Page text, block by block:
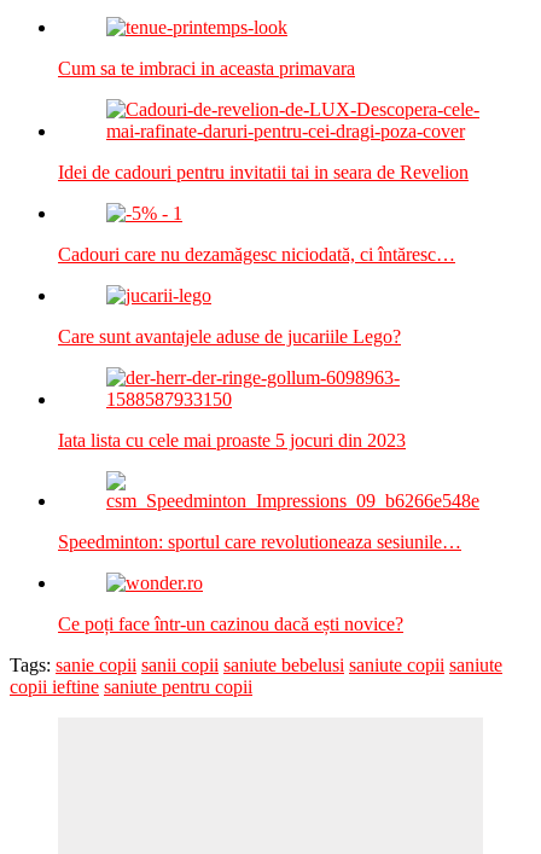
Cum sa te imbraci in aceasta primavara
Idei de cadouri pentru invitatii tai in seara de Revelion
Cadouri care nu dezamăgesc niciodată, ci întăresc…
Care sunt avantajele aduse de jucariile Lego?
Iata lista cu cele mai proaste 5 jocuri din 2023
Speedminton: sportul care revolutioneaza sesiunile…
Ce poți face într-un cazinou dacă ești novice?
Tags: sanie copii sanii copii saniute bebelusi saniute copii saniute
copii ieftine saniute pentru copii